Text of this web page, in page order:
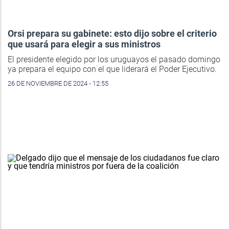
Orsi prepara su gabinete: esto dijo sobre el criterio
que usará para elegir a sus ministros
El presidente elegido por los uruguayos el pasado domingo
ya prepara el equipo con el que liderará el Poder Ejecutivo.
26 DE NOVIEMBRE DE 2024 - 12:55